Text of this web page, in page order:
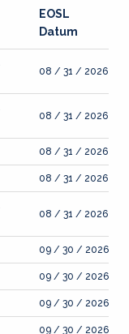
EOSL
Datum
08 / 31 / 2026
08 / 31 / 2026
08 / 31 / 2026
08 / 31 / 2026
08 / 31 / 2026
09 / 30 / 2026
09 / 30 / 2026
09 / 30 / 2026
09 / 30 / 2026